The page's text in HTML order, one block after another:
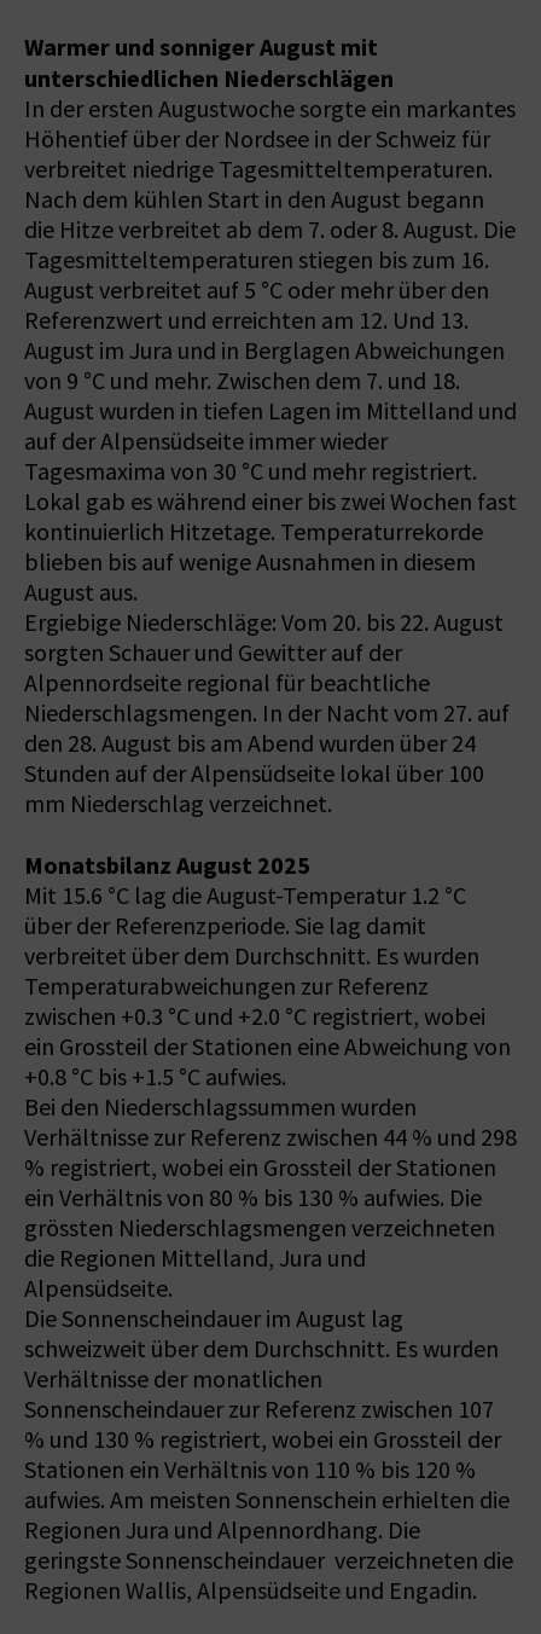
Warmer und sonniger August mit
unterschiedlichen Niederschlägen
In der ersten Augustwoche sorgte ein markantes
Höhentief über der Nordsee in der Schweiz für
verbreitet niedrige Tagesmitteltemperaturen.
Nach dem kühlen Start in den August begann
die Hitze verbreitet ab dem 7. oder 8. August. Die
Tagesmitteltemperaturen stiegen bis zum 16.
August verbreitet auf 5 °C oder mehr über den
Referenzwert und erreichten am 12. Und 13.
August im Jura und in Berglagen Abweichungen
von 9 °C und mehr. Zwischen dem 7. und 18.
August wurden in tiefen Lagen im Mittelland und
auf der Alpensüdseite immer wieder
Tagesmaxima von 30 °C und mehr registriert.
Lokal gab es während einer bis zwei Wochen fast
kontinuierlich Hitzetage. Temperaturrekorde
blieben bis auf wenige Ausnahmen in diesem
August aus.
Ergiebige Niederschläge: Vom 20. bis 22. August
sorgten Schauer und Gewitter auf der
Alpennordseite regional für beachtliche
Niederschlagsmengen. In der Nacht vom 27. auf
den 28. August bis am Abend wurden über 24
Stunden auf der Alpensüdseite lokal über 100
mm Niederschlag verzeichnet.
Monatsbilanz August 2025
Mit 15.6 °C lag die August-Temperatur 1.2 °C
über der Referenzperiode. Sie lag damit
verbreitet über dem Durchschnitt. Es wurden
Temperaturabweichungen zur Referenz
zwischen +0.3 °C und +2.0 °C registriert, wobei
ein Grossteil der Stationen eine Abweichung von
+0.8 °C bis +1.5 °C aufwies.
Bei den Niederschlagssummen wurden
Verhältnisse zur Referenz zwischen 44 % und 298
% registriert, wobei ein Grossteil der Stationen
ein Verhältnis von 80 % bis 130 % aufwies. Die
grössten Niederschlagsmengen verzeichneten
die Regionen Mittelland, Jura und
Alpensüdseite.
Die Sonnenscheindauer im August lag
schweizweit über dem Durchschnitt. Es wurden
Verhältnisse der monatlichen
Sonnenscheindauer zur Referenz zwischen 107
% und 130 % registriert, wobei ein Grossteil der
Stationen ein Verhältnis von 110 % bis 120 %
aufwies. Am meisten Sonnenschein erhielten die
Regionen Jura und Alpennordhang. Die
geringste Sonnenscheindauer verzeichneten die
Regionen Wallis, Alpensüdseite und Engadin.